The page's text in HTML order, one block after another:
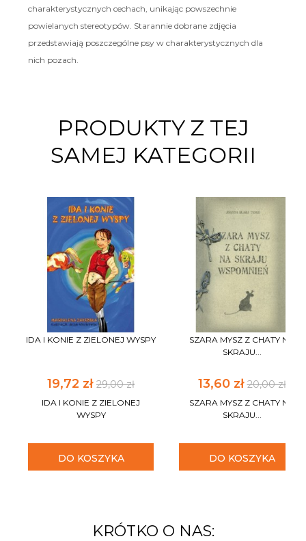
charakterystycznych cechach, unikając powszechnie
powielanych stereotypów. Starannie dobrane zdjęcia
przedstawiają poszczególne psy w charakterystycznych dla
nich pozach.
PRODUKTY Z TEJ
SAMEJ KATEGORII
IDA I KONIE Z ZIELONEJ WYSPY
19,72 zł 29,00 zł
IDA I KONIE Z ZIELONEJ
WYSPY
DO KOSZYKA
SZARA MYSZ Z CHATY NA
SKRAJU...
13,60 zł20,00 zł
SZARA MYSZ Z CHATY NA
SKRAJU...
DO KOSZYKA
KRÓTKO O NAS: